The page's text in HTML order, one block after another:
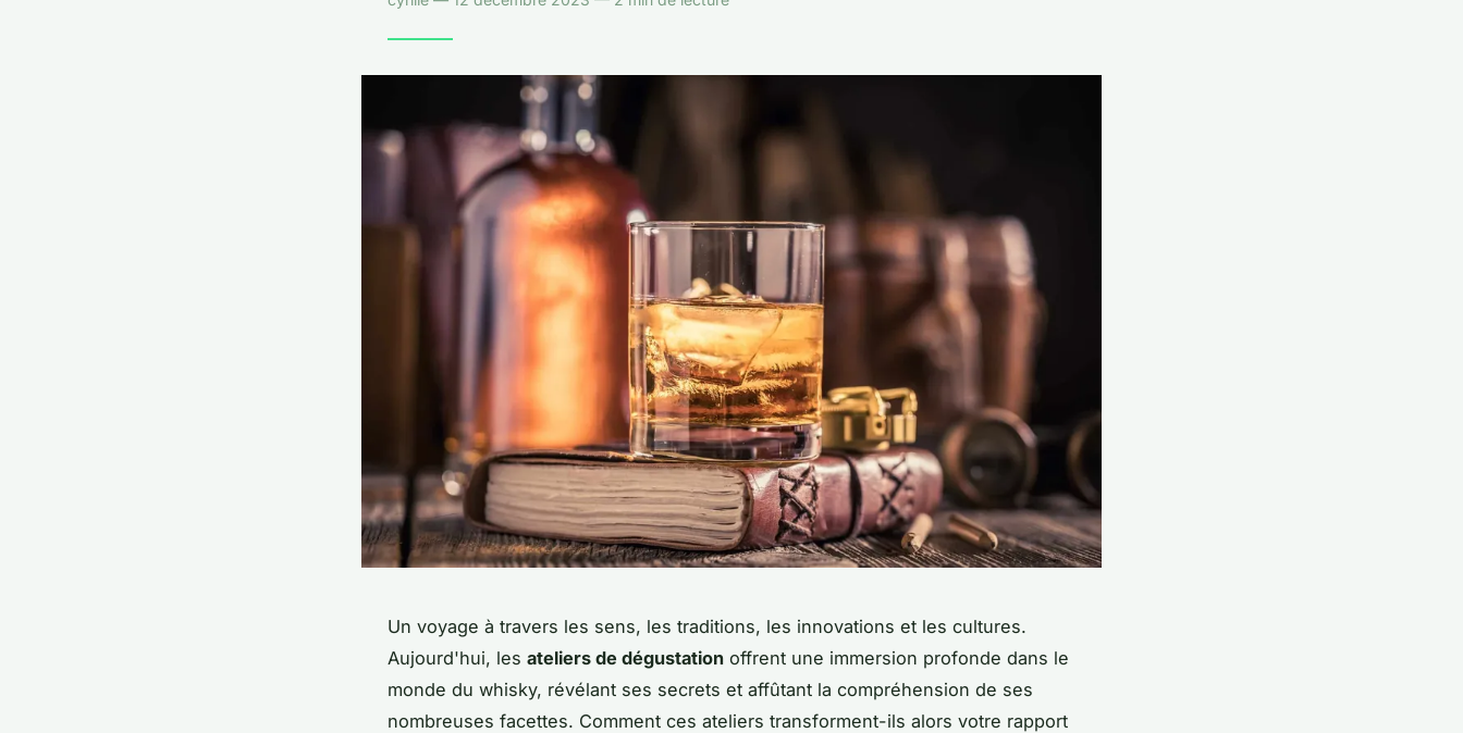
Un voyage à travers les sens, les traditions, les innovations et les cultures.
Aujourd'hui, les ateliers de dégustation offrent une immersion profonde dans le
monde du whisky, révélant ses secrets et affûtant la compréhension de ses
nombreuses facettes. Comment ces ateliers transforment-ils alors votre rapport